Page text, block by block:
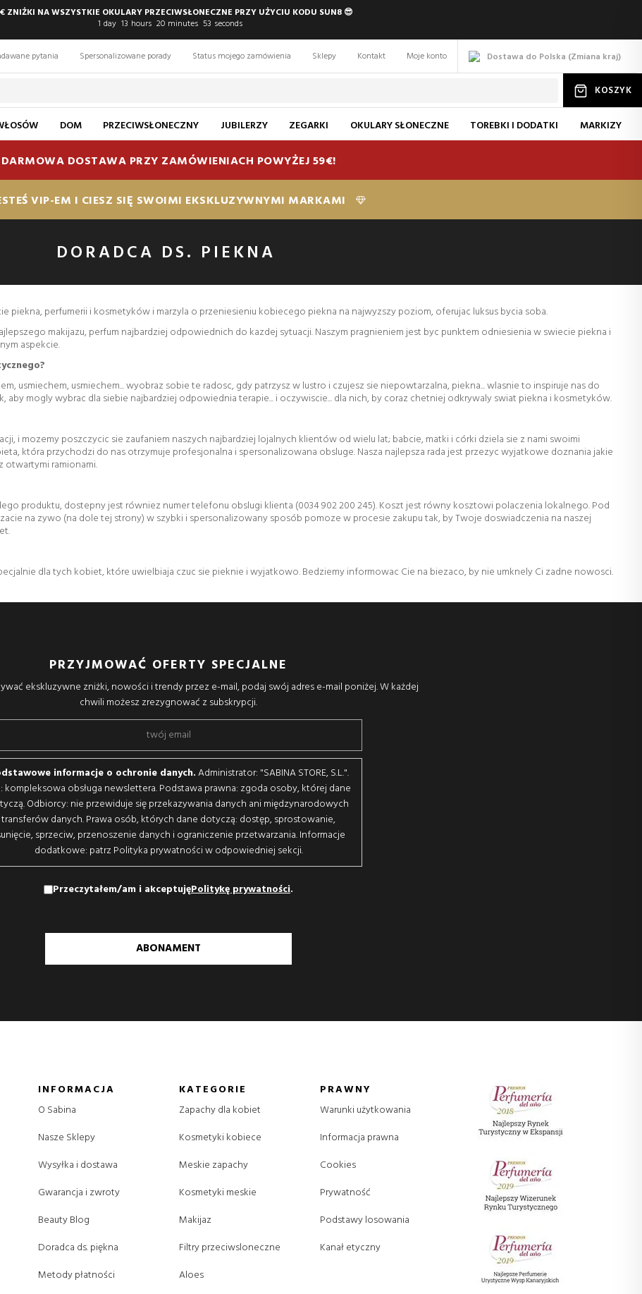
ZNIŻKI NA WSZYSTKIE OKULARY PRZECIWSŁONECZNE PRZY UŻYCIU KODU SUN8 😎
1 day 13 hours 20 minutes 53 seconds
Dostawa do Polska (Zmiana kraj)
pytania Spersonalizowane porady Status mojego zamówienia Sklepy Kontakt Moje konto
KOSZYK
DOM PRZECIWSŁONECZNY JUBILERZY ZEGARKI OKULARY SŁONECZNE TOREBKI I DODATKI
MARKIZY
DARMOWA DOSTAWA PRZY ZAMÓWIENIACH POWYŻEJ 59€!
VIP-EM I CIESZ SIĘ SWOIMI EKSKLUZYWNYMI MARKAMI
DORADCA DS. PIEKNA
piekna, perfumerii i kosmetyków i marzyla o przeniesieniu kobiecego piekna na najwyzszy poziom, oferujac luksus bycia soba.
makijazu, perfum najbardziej odpowiednich do kazdej sytuacji. Naszym pragnieniem jest byc punktem odniesienia w swiecie piekna i
aspekcie.
usmiechem, usmiechem... wyobraz sobie te radosc, gdy patrzysz w lustro i czujesz sie niepowtarzalna, piekna... wlasnie to inspiruje nas do
mogly wybrac dla siebie najbardziej odpowiednia terapie... i oczywiscie... dla nich, by coraz chetniej odkrywaly swiat piekna i kosmetyków.
i mozemy poszczycic sie zaufaniem naszych najbardziej lojalnych klientów od wielu lat; babcie, matki i córki dziela sie z nami swoimi
która przychodzi do nas otrzymuje profesjonalna i spersonalizowana obsluge. Nasza najlepsza rada jest przezyc wyjatkowe doznania jakie
otwartymi ramionami.
produktu, dostepny jest równiez numer telefonu obslugi klienta (0034 902 200 245). Koszt jest równy kosztowi polaczenia lokalnego. Pod
na zywo (na dole tej strony) w szybki i spersonalizowany sposób pomoze w procesie zakupu tak, by Twoje doswiadczenia na naszej
dla tych kobiet, które uwielbiaja czuc sie pieknie i wyjatkowo. Bedziemy informowac Cie na biezaco, by nie umknely Ci zadne nowosci.
PRZYJMOWAĆ OFERTY SPECJALNE
ekskluzywne zniżki, nowości i trendy przez e-mail, podaj swój adres e-mail poniżej. W każdej
chwili możesz zrezygnować z subskrypcji.
informacje o ochronie danych.Administrator: "SABINA STORE, S.L.".
kompleksowa obsługa newslettera. Podstawa prawna: zgoda osoby, której dane
Odbiorcy: nie przewiduje się przekazywania danych ani międzynarodowych
transferów danych. Prawa osób, których dane dotyczą: dostęp, sprostowanie,
sprzeciw, przenoszenie danych i ograniczenie przetwarzania. Informacje
dodatkowe: patrz Polityka prywatności w odpowiedniej sekcji.
Przeczytałem/am i akceptujęPolitykę prywatności.
ABONAMENT
INFORMACJA
O Sabina
Nasze Sklepy
Wysyłka i dostawa
Gwarancja i zwroty
Beauty Blog
Doradca ds. piękna
Metody płatności
KATEGORIE
Zapachy dla kobiet
Kosmetyki kobiece
Meskie zapachy
Kosmetyki meskie
Makijaz
Filtry przeciwsloneczne
Aloes
PRAWNY
Warunki użytkowania
Informacja prawna
Cookies
Prywatność
Podstawy losowania
Kanał etyczny